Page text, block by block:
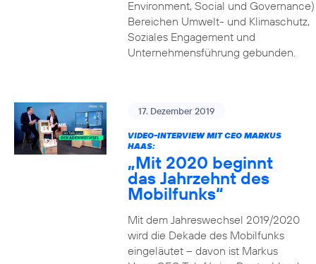
Environment, Social und
Bereichen Umwelt- und Klimaschutz,
Soziales Engagement und
Unternehmensführung gebunden.
17. Dezember 2019
VIDEO-INTERVIEW MIT CEO MARKUS
HAAS:
„Mit 2020 beginnt
das Jahrzehnt des
Mobilfunks“
Mit dem Jahreswechsel 2019/2020
wird die Dekade des Mobilfunks
eingeläutet – davon ist Markus